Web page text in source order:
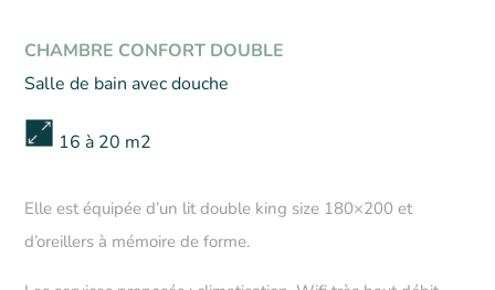
CHAMBRE CONFORT DOUBLE
Salle de bain avec douche
16 à 20 m2
Elle est équipée d’un lit double king size 180×200 et
d’oreillers à mémoire de forme.